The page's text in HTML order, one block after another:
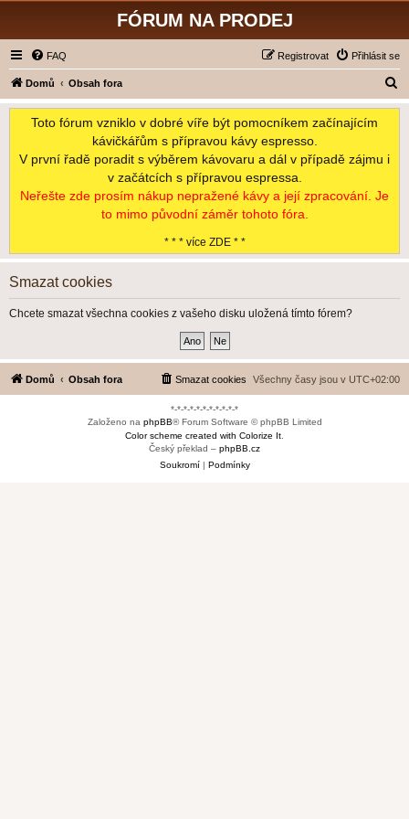
FÓRUM NA PRODEJ
FAQ Přihlásit se
Registrovat
Domů Obsah fora
l
Toto fórum vzniklo v dobré víře být pomocníkem začínajícím
kávičkářům s přípravou kávy espresso.
V první řadě poradit s výběrem kávovaru a dál v případě zájmu i
v začátcích s přípravou espressa.
Neřešte zde prosím nákup nepražené kávy a její zpracování. Je
to mimo původní záměr tohoto fóra.
* * * více ZDE * *
Smazat cookies
Chcete smazat všechna cookies z vašeho disku uložená tímto fórem?
Domů Obsah fora Všechny časy jsou v UTC+02:00
Smazat cookies
*-*-*-*-*-*-*-*-*-*-*
Založeno na phpBB® Forum Software © phpBB Limited
Color scheme created with Colorize It
Český překlad – phpBB.cz
Soukromí| Podmínky